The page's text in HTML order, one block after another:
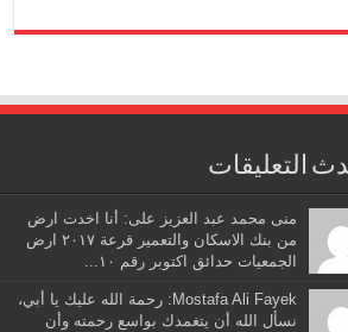
التعليقات
منى محمد عبد العزيز على: أنا اخدت ارض
من بنك الاسكان والتعمير قرعة ٢٠١٧ ارض
الجمعيات حدائق اكتوبر رقم ١٠...
Mostafa Ali Fayek: رحمة الله عليك يا أبي،
نسأل الله أن يتغمدك بواسع رحمته وأن